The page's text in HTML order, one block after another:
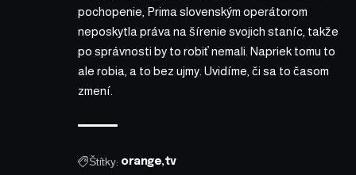
pochopenie, Prima slovenským operátorom
neposkytla práva na šírenie svojich staníc, takže
po správnosti by to robiť nemali. Napriek tomu to
ale robia, a to bez ujmy. Uvidíme, či sa to časom
zmení.
Štítky: orange tv